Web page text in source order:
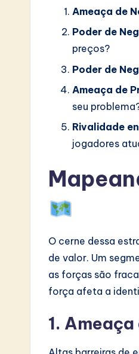
Ameaça de
Poder de
preços?
Poder de
Ameaça de
seu
Rivalidade
jogadores
O cerne dessa
de valor. Um
as forças são
força afeta a
1.